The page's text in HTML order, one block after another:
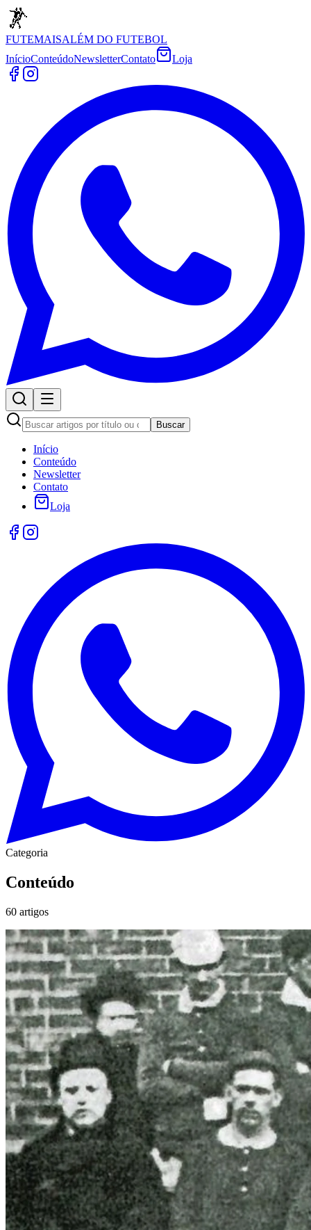
FUTEMAISALÉM DO FUTEBOL
InícioConteúdoNewsletterContato Loja
Buscar
Início
Conteúdo
Newsletter
Contato
Loja
Categoria
Conteúdo
60 artigos